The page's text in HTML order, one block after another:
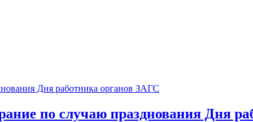
по случаю празднования Дня